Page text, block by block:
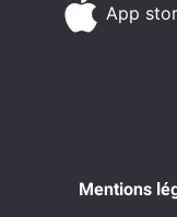
App
Mentions